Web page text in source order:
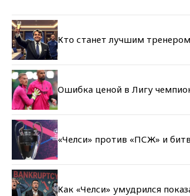
Кто станет лучшим
Ошибка ценой в Лигу
«Челси» против «ПСЖ» и
Как «Челси» умудрился